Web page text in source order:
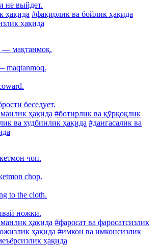
не выйдет.
ҳақида #фақирлик ва бойлик ҳақида
ҳақида
— мақтанмоқ.
maqtanmoq.
беседует.
ҳақида #ботирлик ва қўрқоқлик
ва худбинлик ҳақида #дангасалик ва
чоп.
chop.
to the cloth.
ножки.
ҳақида #фаросат ва фаросатсизлик
ҳақида #имкон ва имконсизлик
ҳақида